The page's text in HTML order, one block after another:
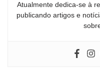
Atualmente dedica-se à
publicando artigos e